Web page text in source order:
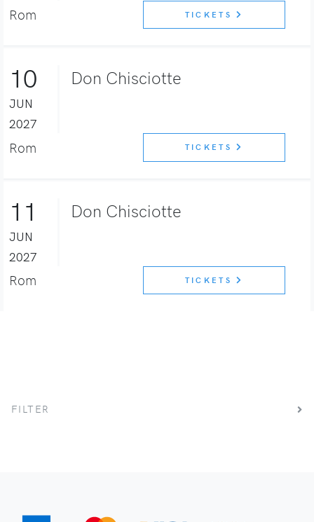
Rom TICKETS
10
JUN
2027
Don Chisciotte
Rom TICKETS
11
JUN
2027
Don Chisciotte
Rom TICKETS
FILTER